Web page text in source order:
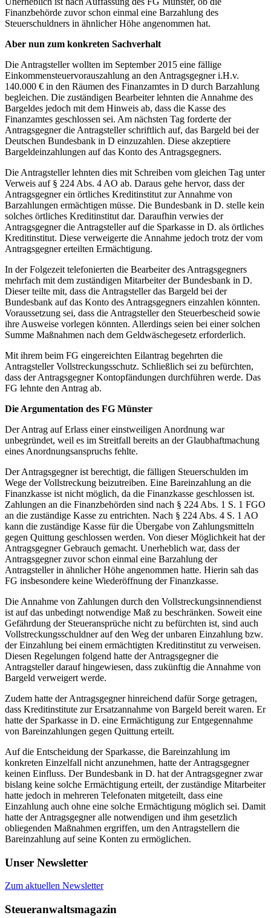
Finanzbehörde zuvor schon einmal eine Barzahlung des
Steuerschuldners in ähnlicher Höhe angenommen hat.
Aber nun zum konkreten Sachverhalt
Die Antragsteller wollten im September 2015 eine fällige
Einkommensteuervorauszahlung an den Antragsgegner i.H.v.
140.000 € in den Räumen des Finanzamtes in D durch Barzahlung
begleichen. Die zuständigen Bearbeiter lehnten die Annahme des
Bargeldes jedoch mit dem Hinweis ab, dass die Kasse des
Finanzamtes geschlossen sei. Am nächsten Tag forderte der
Antragsgegner die Antragsteller schriftlich auf, das Bargeld bei der
Deutschen Bundesbank in D einzuzahlen. Diese akzeptiere
Bargeldeinzahlungen auf das Konto des Antragsgegners.
Die Antragsteller lehnten dies mit Schreiben vom gleichen Tag unter
Verweis auf § 224 Abs. 4 AO ab. Daraus gehe hervor, dass der
Antragsgegner ein örtliches Kreditinstitut zur Annahme von
Barzahlungen ermächtigen müsse. Die Bundesbank in D. stelle kein
solches örtliches Kreditinstitut dar. Daraufhin verwies der
Antragsgegner die Antragsteller auf die Sparkasse in D. als örtliches
Kreditinstitut. Diese verweigerte die Annahme jedoch trotz der vom
Antragsgegner erteilten Ermächtigung.
In der Folgezeit telefonierten die Bearbeiter des Antragsgegners
mehrfach mit dem zuständigen Mitarbeiter der Bundesbank in D.
Dieser teilte mit, dass die Antragsteller das Bargeld bei der
Bundesbank auf das Konto des Antragsgegners einzahlen könnten.
Voraussetzung sei, dass die Antragsteller den Steuerbescheid sowie
ihre Ausweise vorlegen könnten. Allerdings seien bei einer solchen
Summe Maßnahmen nach dem Geldwäschegesetz erforderlich.
Mit ihrem beim FG eingereichten Eilantrag begehrten die
Antragsteller Vollstreckungsschutz. Schließlich sei zu befürchten,
dass der Antragsgegner Kontopfändungen durchführen werde. Das
FG lehnte den Antrag ab.
Die Argumentation des FG Münster
Der Antrag auf Erlass einer einstweiligen Anordnung war
unbegründet, weil es im Streitfall bereits an der Glaubhaftmachung
eines Anordnungsanspruchs fehlte.
Der Antragsgegner ist berechtigt, die fälligen Steuerschulden im
Wege der Vollstreckung beizutreiben. Eine Bareinzahlung an die
Finanzkasse ist nicht möglich, da die Finanzkasse geschlossen ist.
Zahlungen an die Finanzbehörden sind nach § 224 Abs. 1 S. 1 FGO
an die zuständige Kasse zu entrichten. Nach § 224 Abs. 4 S. 1 AO
kann die zuständige Kasse für die Übergabe von Zahlungsmitteln
gegen Quittung geschlossen werden. Von dieser Möglichkeit hat der
Antragsgegner Gebrauch gemacht. Unerheblich war, dass der
Antragsgegner zuvor schon einmal eine Barzahlung der
Antragsteller in ähnlicher Höhe angenommen hatte. Hierin sah das
FG insbesondere keine Wiederöffnung der Finanzkasse.
Die Annahme von Zahlungen durch den Vollstreckungsinnendienst
ist auf das unbedingt notwendige Maß zu beschränken. Soweit eine
Gefährdung der Steueransprüche nicht zu befürchten ist, sind auch
Vollstreckungsschuldner auf den Weg der unbaren Einzahlung bzw.
der Einzahlung bei einem ermächtigten Kreditinstitut zu verweisen.
Diesen Regelungen folgend hatte der Antragsgegner die
Antragsteller darauf hingewiesen, dass zukünftig die Annahme von
Bargeld verweigert werde.
Zudem hatte der Antragsgegner hinreichend dafür Sorge getragen,
dass Kreditinstitute zur Ersatzannahme von Bargeld bereit waren. Er
hatte der Sparkasse in D. eine Ermächtigung zur Entgegennahme
von Bareinzahlungen gegen Quittung erteilt.
Auf die Entscheidung der Sparkasse, die Bareinzahlung im
konkreten Einzelfall nicht anzunehmen, hatte der Antragsgegner
keinen Einfluss. Der Bundesbank in D. hat der Antragsgegner zwar
bislang keine solche Ermächtigung erteilt, der zuständige Mitarbeiter
hatte jedoch in mehreren Telefonaten mitgeteilt, dass eine
Einzahlung auch ohne eine solche Ermächtigung möglich sei. Damit
hatte der Antragsgegner alle notwendigen und ihm gesetzlich
obliegenden Maßnahmen ergriffen, um den Antragstellern die
Bareinzahlung auf seine Konten zu ermöglichen.
Unser Newsletter
Zum aktuellen Newsletter
Steueranwaltsmagazin